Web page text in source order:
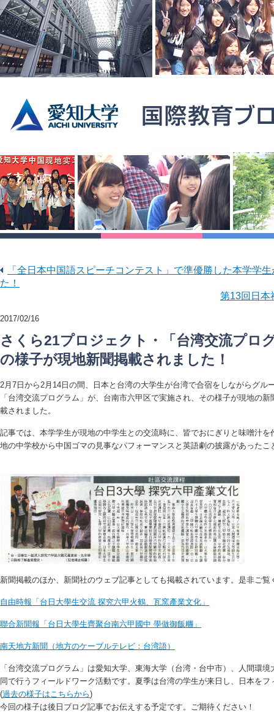
「全日本中国語スピーチコンテスト」で準優勝した本学学
た！
第13回日本
2017/02/16
さくら21プロジェクト・「台湾交流プロ
の様子が現地新聞掲載されました！
2月7日から2月14日の間、日本と台湾の大学生が台湾で合宿をしながらグル
「台湾交流プログラム」が、台南市六甲区で実施され、その様子が現地の
載されました。
記事では、本学学生が現地の中学生との交流時に、皆でおにぎりと味噌汁
地の中学校から中国ゴマの見事なパフォーマンスと英語劇の披露があったこ
新聞掲載のほか、新聞社のウェブ記事としても掲載されています。是非ご覧
自由時報「台日大學生交流 探究六甲火鶴、瓦窯產業文化」
聯合新聞報「台日大學生齊聚台南六甲國中 學做御飯糰」
南天地方新聞（地方のケーブルテレビ：台湾語）
「台湾交流プログラム」は愛知大学、東海大学（台湾・台中市）、人間環
同で行うフィールドワーク活動です。夏季は台湾の学生が来日し、日本を
(過去の様子はこちらから)
今回の様子は後日ブログ記事でお伝えする予定です。ご期待ください！